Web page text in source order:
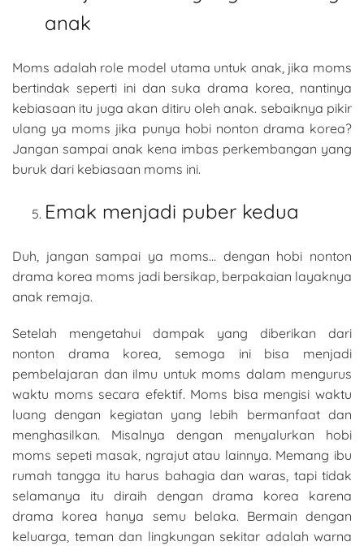
anak
Moms adalah role model utama untuk anak, jika moms
bertindak seperti ini dan suka drama korea, nantinya
kebiasaan itu juga akan ditiru oleh anak. sebaiknya pikir
ulang ya moms jika punya hobi nonton drama korea?
Jangan sampai anak kena imbas perkembangan yang
buruk dari kebiasaan moms ini.
Emak menjadi puber kedua
Duh, jangan sampai ya moms… dengan hobi nonton
drama korea moms jadi bersikap, berpakaian layaknya
anak remaja.
Setelah mengetahui dampak yang diberikan dari
nonton drama korea, semoga ini bisa menjadi
pembelajaran dan ilmu untuk moms dalam mengurus
waktu moms secara efektif. Moms bisa mengisi waktu
luang dengan kegiatan yang lebih bermanfaat dan
menghasilkan. Misalnya dengan menyalurkan hobi
moms sepeti masak, ngrajut atau lainnya. Memang ibu
rumah tangga itu harus bahagia dan waras, tapi tidak
selamanya itu diraih dengan drama korea karena
drama korea hanya semu belaka. Bermain dengan
keluarga, teman dan lingkungan sekitar adalah warna